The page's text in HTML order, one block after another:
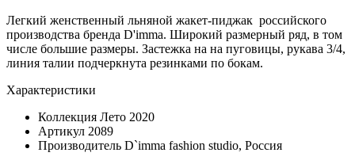
Легкий женственный льняной жакет-пиджак российского
производства бренда D'imma. Широкий размерный ряд, в том
числе большие размеры. Застежка на на пуговицы, рукава 3/4,
линия талии подчеркнута резинками по бокам.
Характеристики
Коллекция Лето 2020
Артикул 2089
Производитель D`imma fashion studio, Россия